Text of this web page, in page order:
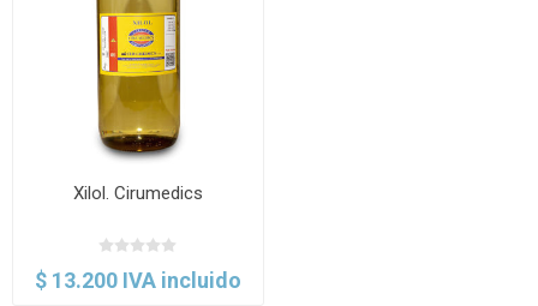
Xilol. Cirumedics
$ 13.200 IVA incluido